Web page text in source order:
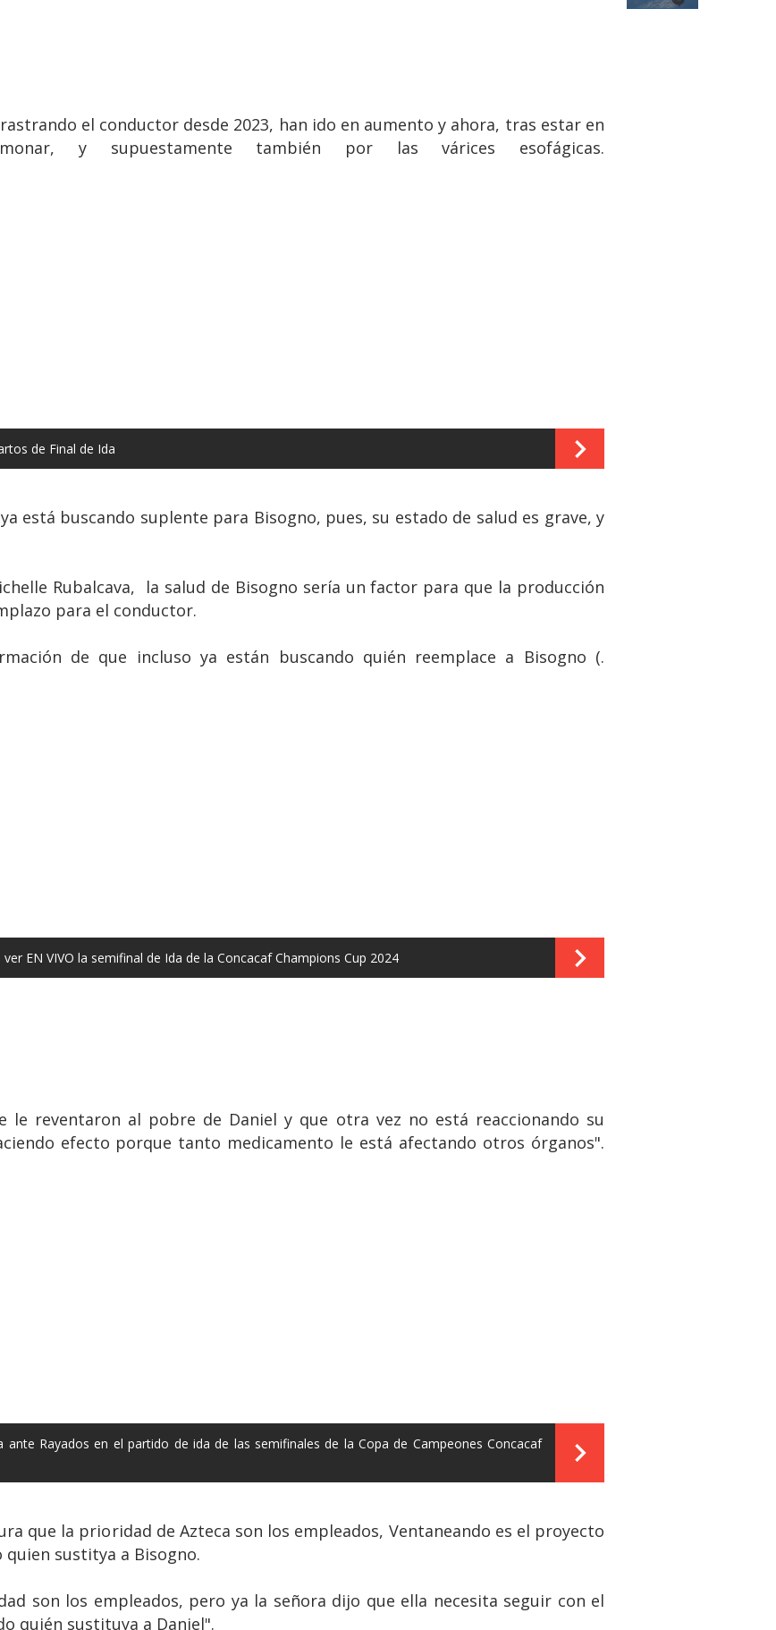
el conductor desde 2023, han ido en aumento y ahora, tras estar en
y supuestamente también por las várices esofágicas.
de Final de Ida
está buscando suplente para Bisogno, pues, su estado de salud es grave, y
Rubalcava, la salud de Bisogno sería un factor para que la producción
para el conductor.
de que incluso ya están buscando quién reemplace a Bisogno (.
EN VIVO la semifinal de Ida de la Concacaf Champions Cup 2024
le reventaron al pobre de Daniel y que otra vez no está reaccionando su
efecto porque tanto medicamento le está afectando otros órganos".
ante Rayados en el partido de ida de las semifinales de la Copa de Campeones Concacaf
que la prioridad de Azteca son los empleados, Ventaneando es el proyecto
sustitya a Bisogno.
son los empleados, pero ya la señora dijo que ella necesita seguir con el
quién sustituya a Daniel".